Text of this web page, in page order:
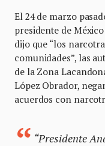
El 24 de marzo
presidente de
dijo que “los
comunidades”, las
de la Zona
López Obrador,
acuerdos con
“Presidente